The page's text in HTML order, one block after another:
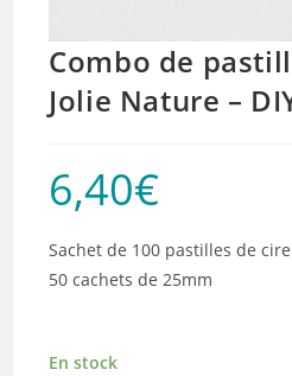
Combo de
Jolie Nature –
6,40€
Sachet de 100 pastilles de
50 cachets de 25mm
En stock